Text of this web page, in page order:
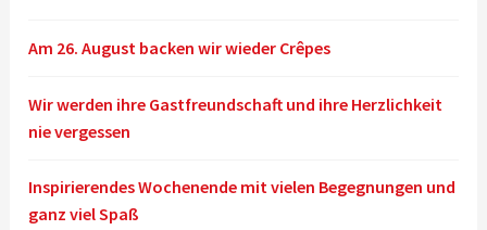
Am 26. August backen wir wieder Crêpes
Wir werden ihre Gastfreundschaft und ihre Herzlichkeit
nie vergessen
Inspirierendes Wochenende mit vielen Begegnungen und
ganz viel Spaß